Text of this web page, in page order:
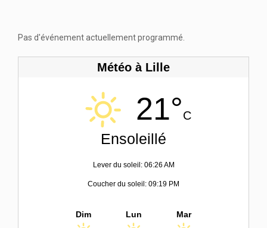
Pas d'événement actuellement programmé.
Météo à Lille
21°C
Ensoleillé
Lever du soleil: 06:26 AM
Coucher du soleil: 09:19 PM
Dim Lun Mar